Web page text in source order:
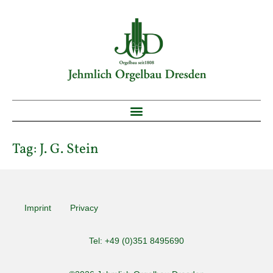
Tag: J. G. Stein
Imprint Privacy
Tel: +49 (0)351 8495690